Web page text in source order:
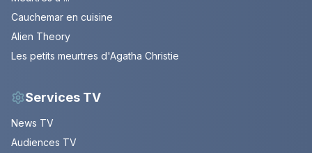
Cauchemar en cuisine
Alien Theory
Les petits meurtres d'Agatha Christie
Services TV
News TV
Audiences TV